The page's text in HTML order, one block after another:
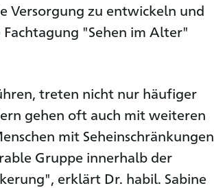
Versorgung zu entwickeln und
"Sehen im Alter"
treten nicht nur häufiger
gehen oft auch mit weiteren
mit Seheinschränkungen
Gruppe innerhalb der
erklärt Dr. habil. Sabine